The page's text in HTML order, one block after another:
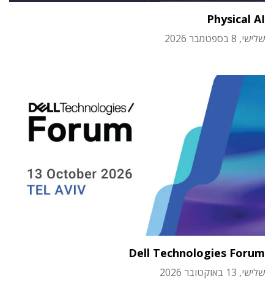
Physical AI
שלישי, 8 בספטמבר 2026
Dell Technologies Forum
שלישי, 13 באוקטובר 2026